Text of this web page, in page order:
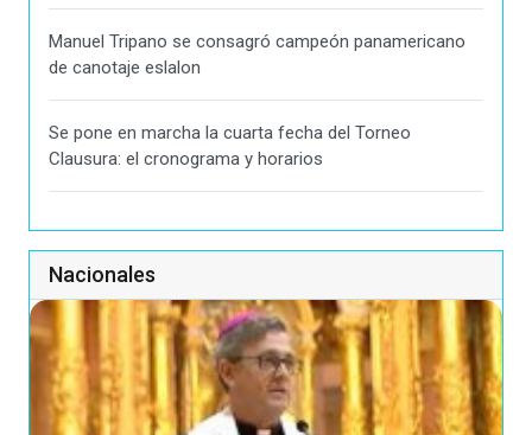
Manuel Tripano se consagró campeón panamericano
de canotaje eslalon
Se pone en marcha la cuarta fecha del Torneo
Clausura: el cronograma y horarios
Nacionales